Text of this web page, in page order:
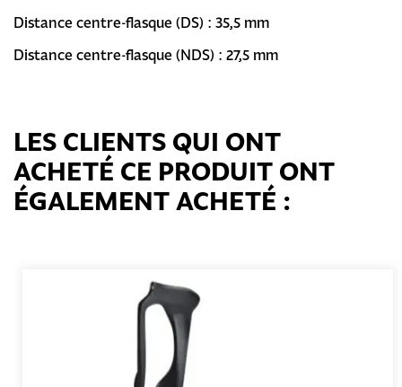
Distance centre-flasque (DS) : 35,5 mm
Distance centre-flasque (NDS) : 27,5 mm
LES CLIENTS QUI ONT
ACHETÉ CE PRODUIT ONT
ÉGALEMENT ACHETÉ :